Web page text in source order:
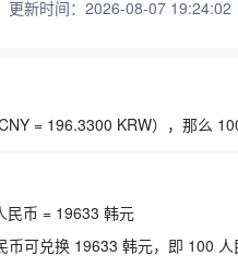
更新时间：2026-08-07 19:24:02
= 196.3300 KRW），那么
民币 = 19633 韩元
币可兑换 19633 韩元，即 100